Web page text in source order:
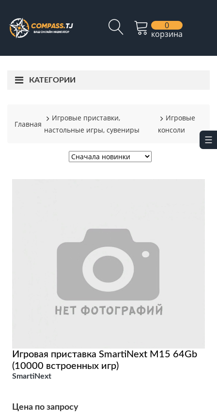
0
корзина
КАТЕГОРИИ
Главная
Игровые приставки,
настольные игры, сувениры
Игровые
консоли
Игровая приставка SmartiNext М15 64Gb
(10000 встроенных игр)
SmartiNext
Цена по запросу